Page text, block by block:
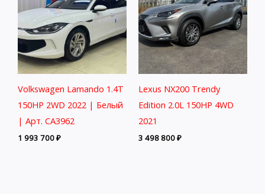
Volkswagen Lamando 1.4T
150HP 2WD 2022 | Белый
| Арт. CA3962
1 993 700₽
Lexus NX200 Trendy
Edition 2.0L 150HP 4WD
2021
3 498 800₽